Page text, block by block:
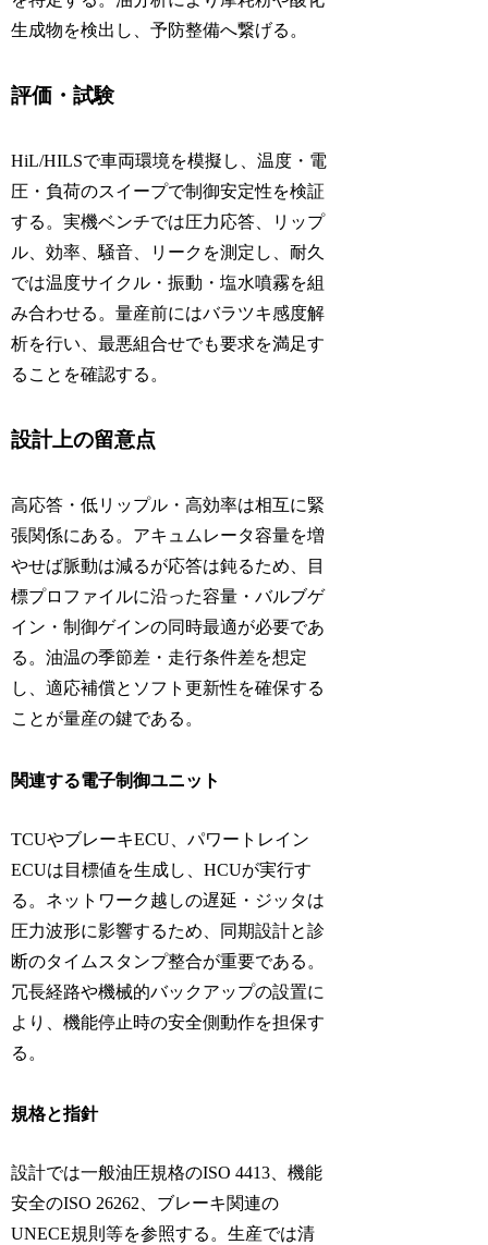
生成物を検出し、予防整備へ繋げる。
評価・試験
HiL/HILSで車両環境を模擬し、温度・電
圧・負荷のスイープで制御安定性を検証
する。実機ベンチでは圧力応答、リップ
ル、効率、騒音、リークを測定し、耐久
では温度サイクル・振動・塩水噴霧を組
み合わせる。量産前にはバラツキ感度解
析を行い、最悪組合せでも要求を満足す
ることを確認する。
設計上の留意点
高応答・低リップル・高効率は相互に緊
張関係にある。アキュムレータ容量を増
やせば脈動は減るが応答は鈍るため、目
標プロファイルに沿った容量・バルブゲ
イン・制御ゲインの同時最適が必要であ
る。油温の季節差・走行条件差を想定
し、適応補償とソフト更新性を確保する
ことが量産の鍵である。
関連する電子制御ユニット
TCUやブレーキECU、パワートレイン
ECUは目標値を生成し、HCUが実行す
る。ネットワーク越しの遅延・ジッタは
圧力波形に影響するため、同期設計と診
断のタイムスタンプ整合が重要である。
冗長経路や機械的バックアップの設置に
より、機能停止時の安全側動作を担保す
る。
規格と指針
設計では一般油圧規格のISO 4413、機能
安全のISO 26262、ブレーキ関連の
UNECE規則等を参照する。生産では清